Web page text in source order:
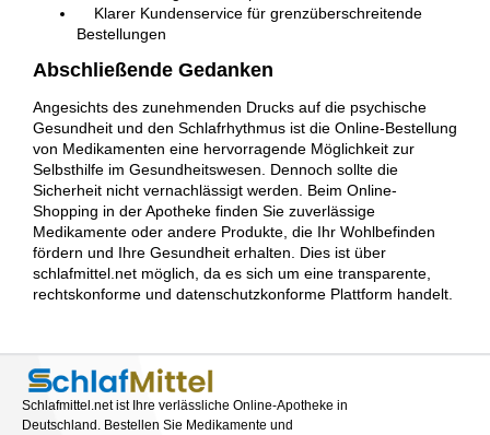
Klarer Kundenservice für grenzüberschreitende
Bestellungen
Abschließende Gedanken
Angesichts des zunehmenden Drucks auf die psychische
Gesundheit und den Schlafrhythmus ist die Online-Bestellung
von Medikamenten eine hervorragende Möglichkeit zur
Selbsthilfe im Gesundheitswesen. Dennoch sollte die
Sicherheit nicht vernachlässigt werden. Beim Online-
Shopping in der Apotheke finden Sie zuverlässige
Medikamente oder andere Produkte, die Ihr Wohlbefinden
fördern und Ihre Gesundheit erhalten. Dies ist über
schlafmittel.net möglich, da es sich um eine transparente,
rechtskonforme und datenschutzkonforme Plattform handelt.
Schlafmittel.net ist Ihre verlässliche Online-Apotheke in
Deutschland. Bestellen Sie Medikamente und